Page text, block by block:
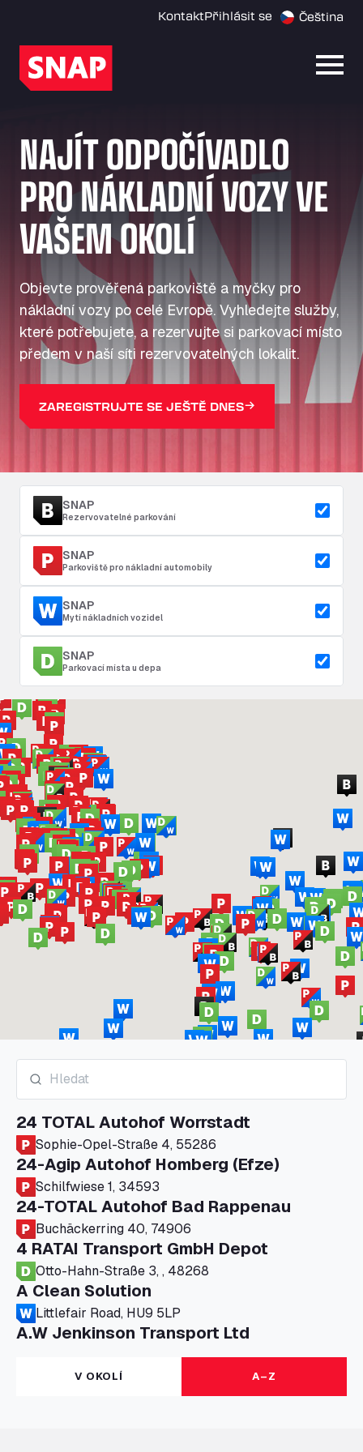
KontaktPřihlásit se Čeština
NAJÍT ODPOČÍVADLO
PRO NÁKLADNÍ VOZY VE
VAŠEM OKOLÍ
Objevte prověřená parkoviště a myčky pro
nákladní vozy po celé Evropě. Vyhledejte služby,
které potřebujete, a rezervujte si parkovací místo
předem v naší síti rezervovatelných lokalit.
ZAREGISTRUJTE SE JEŠTĚ DNES
SNAP
Rezervovatelné parkování
SNAP
Parkoviště pro nákladní automobily
SNAP
Mytí nákladních vozidel
SNAP
Parkovací místa u depa
24 TOTAL Autohof Worrstadt
Sophie-Opel-Straße 4, 55286
24-Agip Autohof Homberg (Efze)
Schilfwiese 1, 34593
24-TOTAL Autohof Bad Rappenau
Buchäckerring 40, 74906
4 RATAI Transport GmbH Depot
Otto-Hahn-Straße 3, , 48268
A Clean Solution
Littlefair Road, HU9 5LP
A.W Jenkinson Transport Ltd
Progress House, ME11 5GA
A+G Nettetal - Depot Parking
Am Panneschopp 7, 41334
V OKOLÍ A–Z